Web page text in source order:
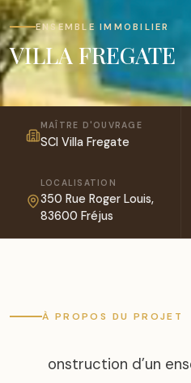
ENSEMBLE IMMOBILIER
VILLA FREGATE
MAÎTRE D'OUVRAGE
SCI Villa Fregate
LOCALISATION
350 Rue Roger Louis,
83600 Fréjus
À PROPOS DU PROJET
onstruction d’un